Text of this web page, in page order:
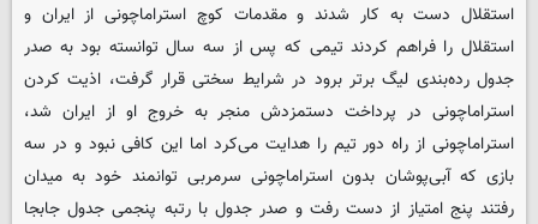
استقلال دست به کار شدند و مقدمات کوچ استراماچونی از ایران و
استقلال را فراهم کردند تیمی که پس از سه سال توانسته بود به صدر
جدول رده‌بندی لیگ برتر برود در شرایط سختی قرار گرفت، اذیت کردن
استراماچونی در پرداخت دستمزدش منجر به خروج او از ایران شد،
استراماچونی از راه دور تیم را هدایت می‌کرد اما این کافی نبود و در سه
بازی که آبی‌پوشان بدون استراماچونی سرمربی توانمند خود به میدان
رفتند پنج امتیاز از دست رفت و صدر جدول با رتبه پنجمی جدول جابجا